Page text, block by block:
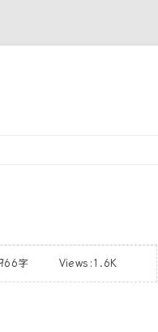
字 Views:1.6K